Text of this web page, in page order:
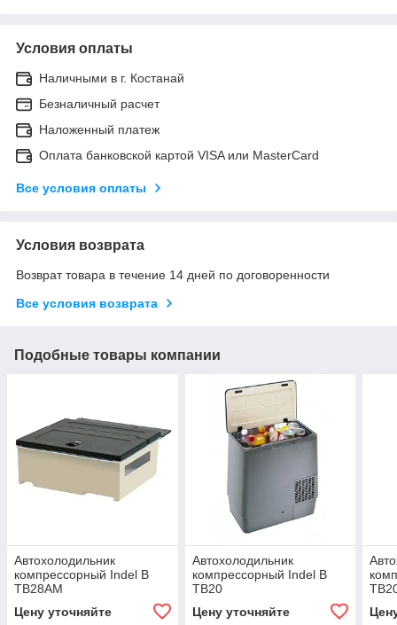
Условия оплаты
Наличными в г. Костанай
Безналичный расчет
Наложенный платеж
Оплата банковской картой VISA или MasterCard
Все условия оплаты
Условия возврата
Возврат товара в течение 14 дней по договоренности
Все условия возврата
Подобные товары компании
Автохолодильник
компрессорный Indel B
TB28AM
Цену уточняйте
Автохолодильник
компрессорный Indel B
TB20
Цену уточняйте